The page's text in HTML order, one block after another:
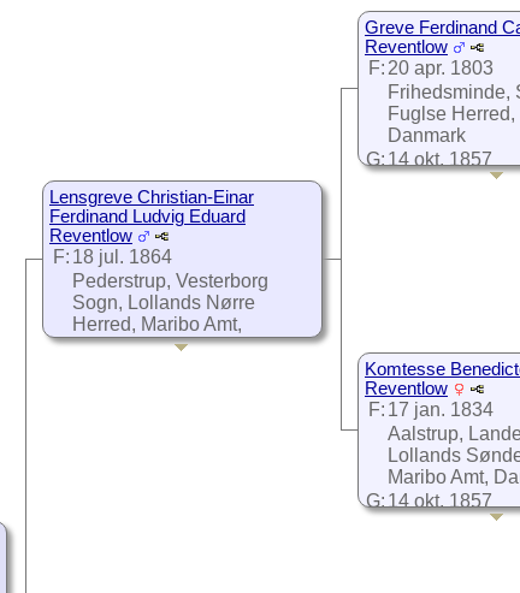
Lensgreve Christian-Einar
Ferdinand Ludvig Eduard
Reventlow
F: 18 jul. 1864
Pederstrup, Vesterborg
Sogn, Lollands Nørre
Herred, Maribo Amt,
Danmark
Greve Ferdinand
Reventlow
F: 20 apr. 1803
Frihedsminde,
Fuglse Herred,
Danmark
G: 14 okt. 1857
Pederstrup,
Sallinge
amt, Danmark
Komtesse
Reventlow
F: 17 jan. 1834
Aalstrup,
Lollands
Maribo Amt,
G: 14 okt. 1857
Pederstrup,